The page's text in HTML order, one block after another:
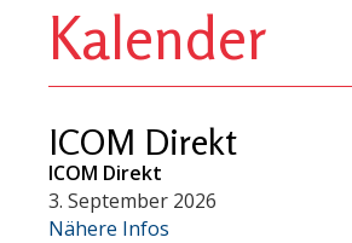
Kalender
ICOM Direkt
ICOM Direkt
3. September 2026
Nähere Infos